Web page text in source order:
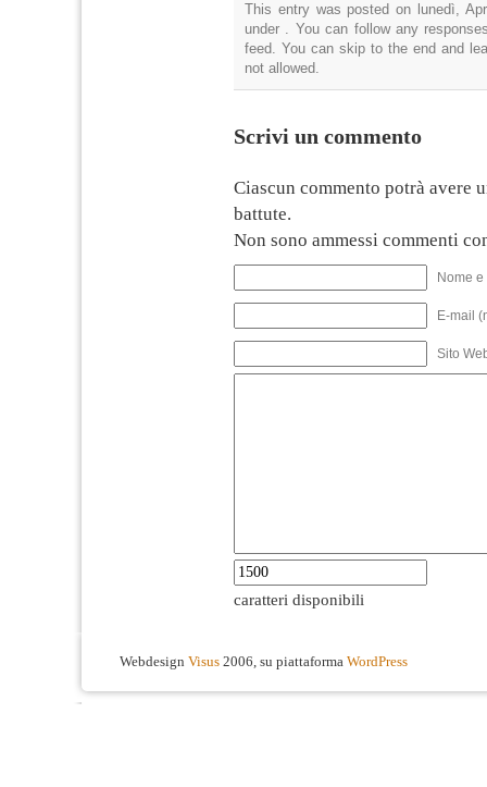
This entry was posted on lunedì,
under . You can follow any
feed. You can skip to the end and
not allowed.
Scrivi un commento
Ciascun commento potrà avere
battute.
Non sono ammessi commenti
Nome
E-mail
Sito
caratteri disponibili
Webdesign Visus 2006, su piattaforma WordPress